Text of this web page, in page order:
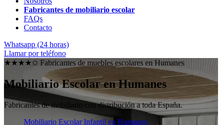
Fabricantes de mobiliario escolar
FAQs
Contacto
Whatsapp (24 horas)
Llamar por teléfono
★★★★✩ Fabricantes de muebles escolares en Humanes
Mobiliario Escolar enHumanes
Fabricantes de mobiliario con distribución a toda España.
Mobiliario Escolar Infantil en Humanes.